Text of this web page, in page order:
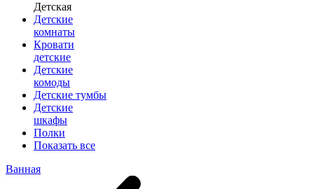
Детская
Детские
комнаты
Кровати
детские
Детские
комоды
Детские тумбы
Детские
шкафы
Полки
Показать все
Ванная